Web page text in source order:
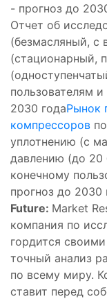
- прогноз до
Отчет об
(безмасляный, с
(стационарный,
пользователям
2030 годаРынок
компрессоров
уплотнению (с
давлению (до 20
конечному
прогноз до 2030
Future: Market
компания по
гордится
точный анализ
по всему миру.
ставит перед